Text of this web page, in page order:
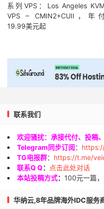
系列VPS：Los Angeles
VPS – CMIN2+CUII，年
19.99美元起
联系我们
欢迎骚扰：承接代付、投稿、
Telegram同步订阅：
TG电报群： https://t.me/
联系Q Q：
点击此处对话
本站投稿方式： 100元一篇，
华纳云,8年品牌海外IDC服务